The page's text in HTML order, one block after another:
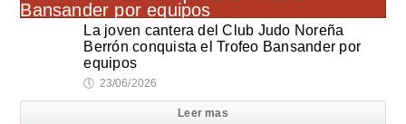
La joven cantera del Club Judo Noreña
Berrón conquista el Trofeo Bansander por
equipos
🕔 23/06/2026
Leer mas